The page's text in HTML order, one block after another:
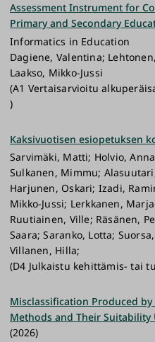
Assessment Instrument for
Primary and Secondary
Informatics in Education
Dagiene, Valentina;
Laakso, Mikko-Jussi
(A1 Vertaisarvioitu
)
Kaksivuotisen esiopetuksen
Sarvimäki, Matti; Holvio,
Sulkanen, Mimmu;
Harjunen, Oskari; Izadi,
Mikko-Jussi; Lerkkanen,
Ruutiainen, Ville; Räsänen,
Saara; Saranko, Lotta;
Villanen, Hilla;
(D4 Julkaistu kehittämis- tai
Misclassification Produced
Methods and Their
(2026)